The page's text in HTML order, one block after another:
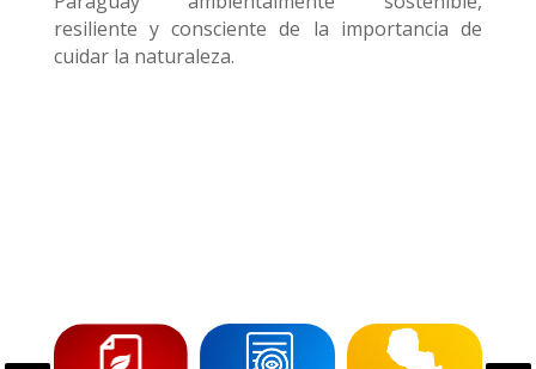
resiliente y consciente de la importancia de
cuidar la naturaleza.